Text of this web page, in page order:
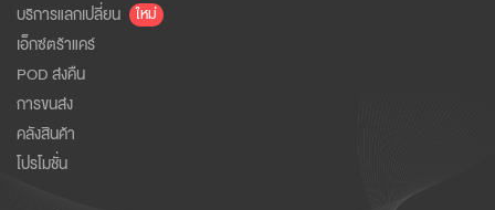
บริการแลกเปลี่ยน
ใหม่
เอ็กซ์ตร้าแคร์
POD ส่งคืน
การขนส่ง
คลังสินค้า
โปรโมชั่น